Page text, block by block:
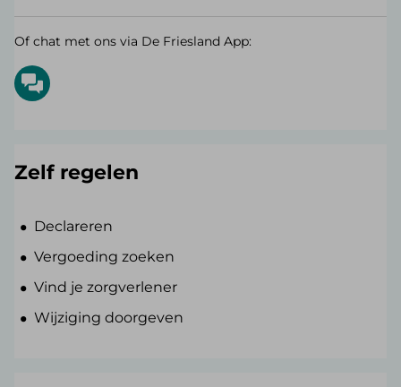
Of chat met ons via De Friesland App:
Zelf regelen
Declareren
Vergoeding zoeken
Vind je zorgverlener
Wijziging doorgeven